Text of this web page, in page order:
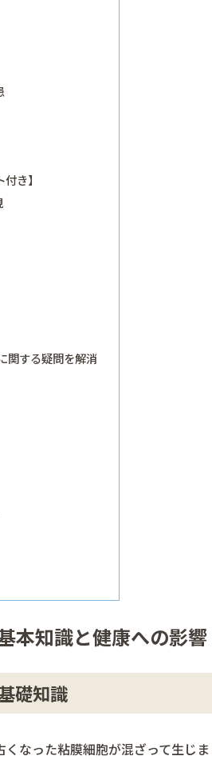
き】
関する疑問を解消
本知識と健康への影響
礎知識
なった粘膜細胞が混ざって生じま